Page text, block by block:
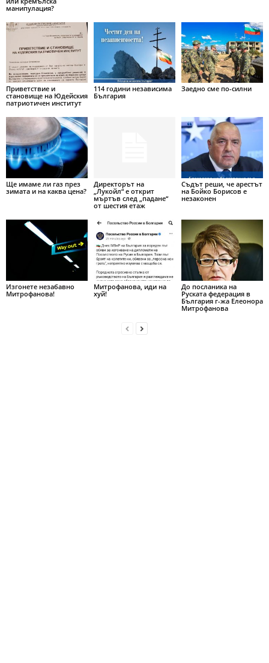
манипулация?
Приветствие и
становище на Юдейския
патриотичен институт
114 години независима
България
Заедно сме по-силни
Ще имаме ли газ през
зимата и на каква цена?
Директорът на
„Лукойл“ е открит
мъртъв след „падане“
от шестия етаж
Съдът реши, че арестът
на Бойко Борисов е
незаконен
Изгонете незабавно
Митрофанова!
Митрофанова, иди на
хуй!
До посланика на
Руската федерация в
България г-жа Елеонора
Митрофанова